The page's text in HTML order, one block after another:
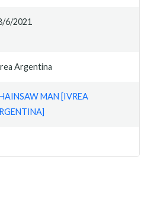
6/2021
Argentina
MAN [IVREA